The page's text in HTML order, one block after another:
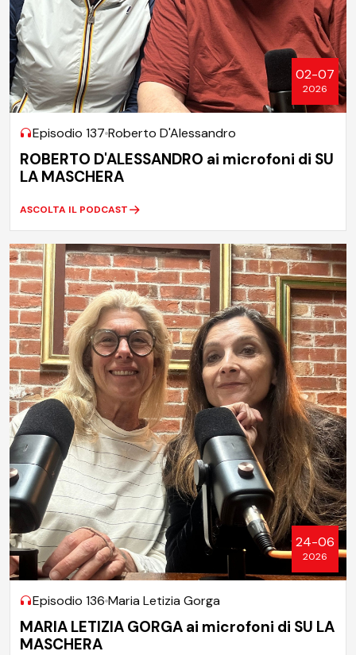
02-07
2026
Episodio 137 Roberto D'Alessandro
ROBERTO D'ALESSANDRO ai microfoni di SU
LA MASCHERA
ASCOLTA IL PODCAST
24-06
2026
Episodio 136 Maria Letizia Gorga
MARIA LETIZIA GORGA ai microfoni di SU LA
MASCHERA